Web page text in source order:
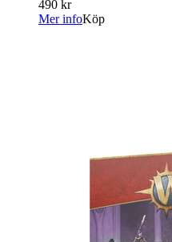
490 kr
Mer infoKöp